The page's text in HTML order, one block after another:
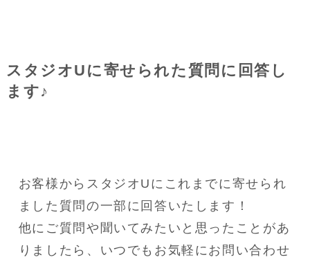
スタジオUに寄せられた質問に回答し
ます♪
お客様からスタジオUにこれまでに寄せられ
ました質問の一部に回答いたします！
他にご質問や聞いてみたいと思ったことがあ
りましたら、いつでもお気軽にお問い合わせ